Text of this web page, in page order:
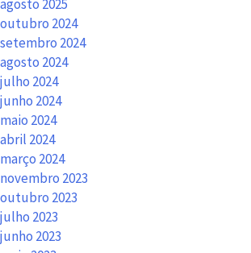
agosto 2025
outubro 2024
setembro 2024
agosto 2024
julho 2024
junho 2024
maio 2024
abril 2024
março 2024
novembro 2023
outubro 2023
julho 2023
junho 2023